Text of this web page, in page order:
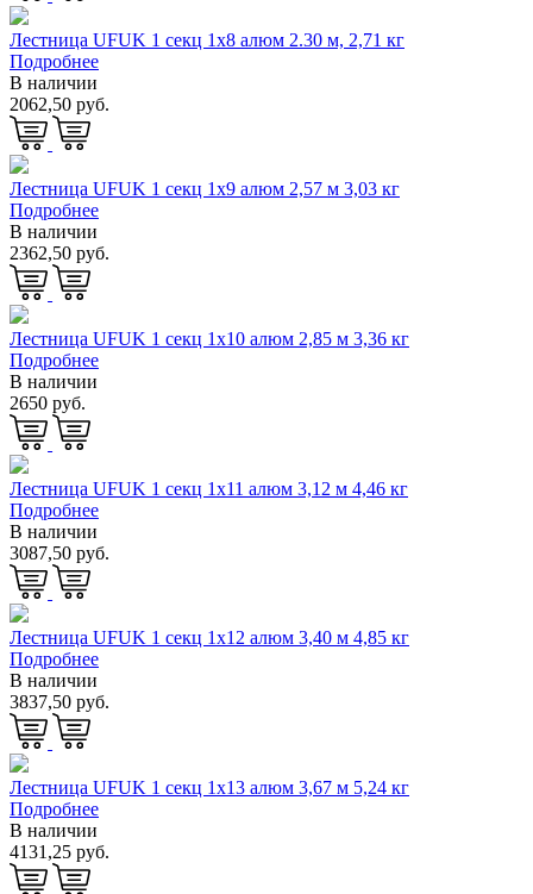
Лестница UFUK 1 секц 1х8 алюм 2.30 м, 2,71 кг
Подробнее
В наличии
2062,50 руб.
Лестница UFUK 1 секц 1х9 алюм 2,57 м 3,03 кг
Подробнее
В наличии
2362,50 руб.
Лестница UFUK 1 секц 1х10 алюм 2,85 м 3,36 кг
Подробнее
В наличии
2650 руб.
Лестница UFUK 1 секц 1х11 алюм 3,12 м 4,46 кг
Подробнее
В наличии
3087,50 руб.
Лестница UFUK 1 секц 1х12 алюм 3,40 м 4,85 кг
Подробнее
В наличии
3837,50 руб.
Лестница UFUK 1 секц 1х13 алюм 3,67 м 5,24 кг
Подробнее
В наличии
4131,25 руб.